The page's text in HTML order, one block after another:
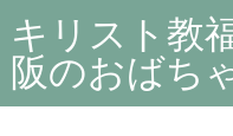
キリスト教
阪のおばち